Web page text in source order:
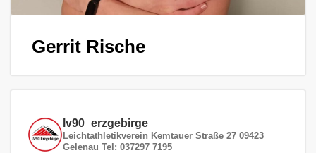
Gerrit Rische
lv90_erzgebirge
Leichtathletikverein Kemtauer Straße 27 09423
Gelenau Tel: 037297 7195